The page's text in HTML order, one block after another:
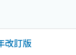
改訂版